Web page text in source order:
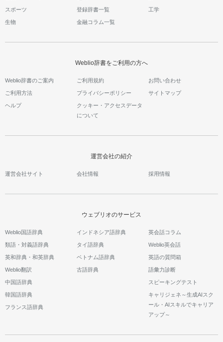
スポーツ 登録辞書一覧 工学
生物 金融コラム一覧
Weblio辞書をご利用の方へ
Weblio辞書のご案内 ご利用規約 お問い合わせ
ご利用方法 プライバシーポリシー サイトマップ
ヘルプ
クッキー・アクセスデータ
について
運営会社の紹介
運営会社サイト 会社情報 採用情報
ウェブリオのサービス
Weblio国語辞典
類語・対義語辞典
英和辞典・和英辞典
Weblio翻訳
中国語辞典
韓国語辞典
フランス語辞典
インドネシア語辞典
タイ語辞典
ベトナム語辞典
古語辞典
英会話コラム
Weblio英会話
英語の質問箱
語彙力診断
スピーキングテスト
キャリジェネ～生成AIスク
ール・AIスキルでキャリア
アップ～